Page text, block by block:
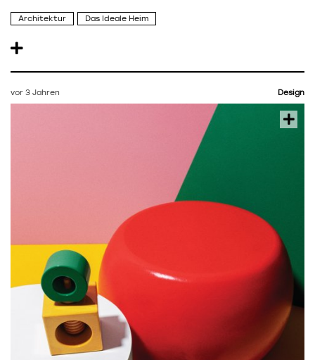
Architektur Das Ideale Heim
vor 3 Jahren Design